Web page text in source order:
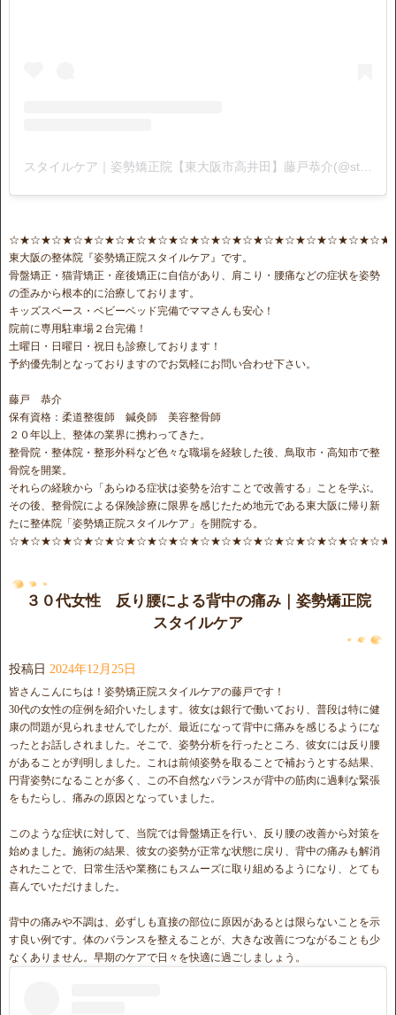
スタイルケア｜姿勢矯正院【東大阪市高井田】藤戸恭介(@stylecare0813)がシェアした投稿
東大阪の整体院『姿勢矯正院スタイルケア』です。
骨盤矯正・猫背矯正・産後矯正に自信があり、肩こり・腰痛などの症状を姿勢
の歪みから根本的に治療しております。
キッズスペース・ベビーベッド完備でママさんも安心！
院前に専用駐車場２台完備！
土曜日・日曜日・祝日も診療しております！
予約優先制となっておりますのでお気軽にお問い合わせ下さい。
藤戸 恭介
保有資格：柔道整復師 鍼灸師 美容整骨師
２０年以上、整体の業界に携わってきた。
整骨院・整体院・整形外科など色々な職場を経験した後、鳥取市・高知市で整
骨院を開業。
それらの経験から「あらゆる症状は姿勢を治すことで改善する」ことを学ぶ。
その後、整骨院による保険診療に限界を感じたため地元である東大阪に帰り新
たに整体院「姿勢矯正院スタイルケア」を開院する。
３０代女性 反り腰による背中の痛み｜姿勢矯正院
スタイルケア
投稿日 2024年12月25日
皆さんこんにちは！姿勢矯正院スタイルケアの藤戸です！
30代の女性の症例を紹介いたします。彼女は銀行で働いており、普段は特に健
康の問題が見られませんでしたが、最近になって背中に痛みを感じるようにな
ったとお話しされました。そこで、姿勢分析を行ったところ、彼女には反り腰
があることが判明しました。これは前傾姿勢を取ることで補おうとする結果、
円背姿勢になることが多く、この不自然なバランスが背中の筋肉に過剰な緊張
をもたらし、痛みの原因となっていました。
このような症状に対して、当院では骨盤矯正を行い、反り腰の改善から対策を
始めました。施術の結果、彼女の姿勢が正常な状態に戻り、背中の痛みも解消
されたことで、日常生活や業務にもスムーズに取り組めるようになり、とても
喜んでいただけました。
背中の痛みや不調は、必ずしも直接の部位に原因があるとは限らないことを示
す良い例です。体のバランスを整えることが、大きな改善につながることも少
なくありません。早期のケアで日々を快適に過ごしましょう。